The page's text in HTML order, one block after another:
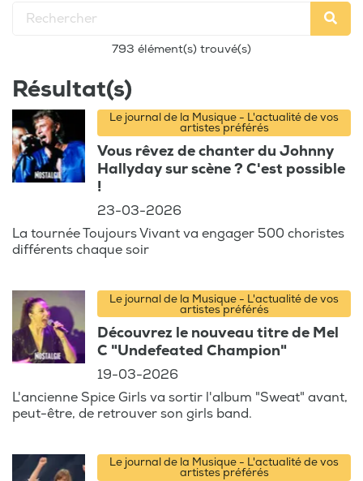
793 élément(s) trouvé(s)
Résultat(s)
Le journal de la Musique - L'actualité de vos
artistes préférés
Vous rêvez de chanter du Johnny
Hallyday sur scène ? C'est possible
!
23-03-2026
La tournée Toujours Vivant va engager 500 choristes
différents chaque soir
Le journal de la Musique - L'actualité de vos
artistes préférés
Découvrez le nouveau titre de Mel
C "Undefeated Champion"
19-03-2026
L'ancienne Spice Girls va sortir l'album "Sweat" avant,
peut-être, de retrouver son girls band.
Le journal de la Musique - L'actualité de vos
artistes préférés